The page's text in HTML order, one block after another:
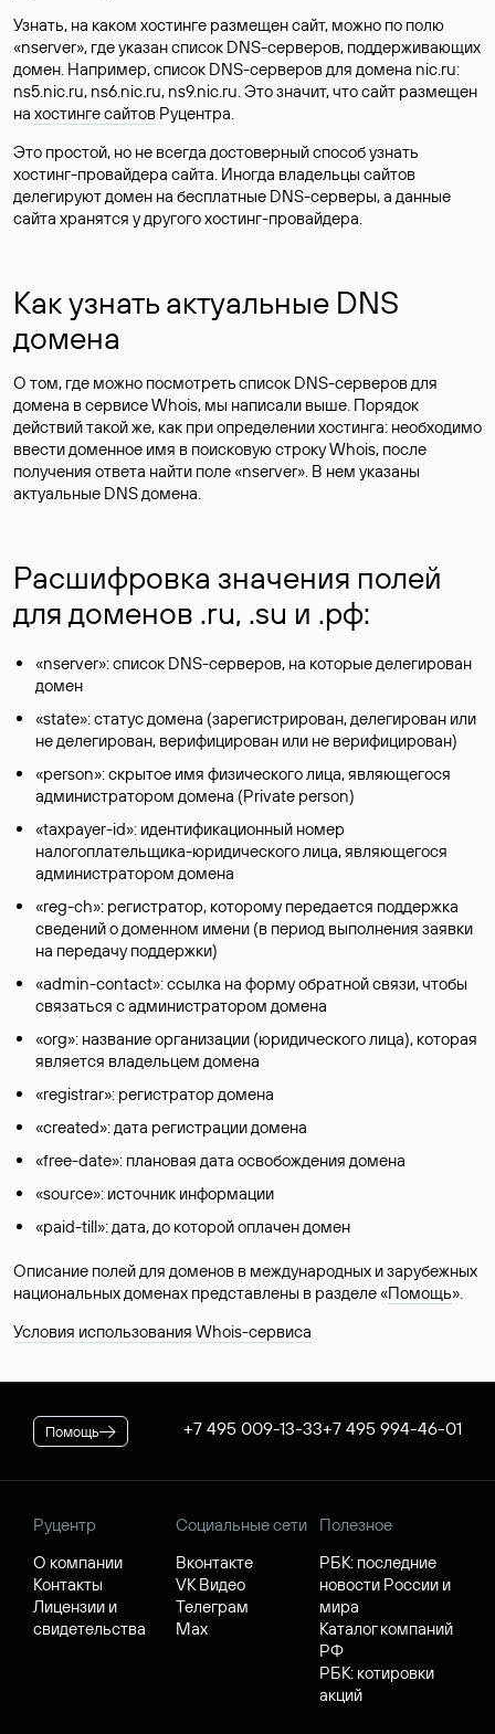
Узнать, на каком хостинге размещен сайт, можно по полю
«nserver», где указан список DNS-серверов, поддерживающих
домен. Например, список DNS-серверов для домена nic.ru:
ns5.nic.ru, ns6.nic.ru, ns9.nic.ru. Это значит, что сайт размещен
на хостинге сайтов Руцентра.
Это простой, но не всегда достоверный способ узнать
хостинг-провайдера сайта. Иногда владельцы сайтов
делегируют домен на бесплатные DNS-серверы, а данные
сайта хранятся у другого хостинг-провайдера.
Как узнать актуальные DNS
домена
О том, где можно посмотреть список DNS-серверов для
домена в сервисе Whois, мы написали выше. Порядок
действий такой же, как при определении хостинга: необходимо
ввести доменное имя в поисковую строку Whois, после
получения ответа найти поле «nserver». В нем указаны
актуальные DNS домена.
Расшифровка значения полей
для доменов .ru, .su и .рф:
«nserver»: список DNS-серверов, на которые делегирован
домен
«state»: статус домена (зарегистрирован, делегирован или
не делегирован, верифицирован или не верифицирован)
«person»: скрытое имя физического лица, являющегося
администратором домена (Privatе person)
«taxpayer-id»: идентификационный номер
налогоплательщика-юридического лица, являющегося
администратором домена
«reg-ch»: регистратор, которому передается поддержка
сведений о доменном имени (в период выполнения заявки
на передачу поддержки)
«admin-contact»: ссылка на форму обратной связи, чтобы
связаться с администратором домена
«org»: название организации (юридического лица), которая
является владельцем домена
«registrar»: регистратор домена
«created»: дата регистрации домена
«free-date»: плановая дата освобождения домена
«source»: источник информации
«paid-till»: дата, до которой оплачен домен
Описание полей для доменов в международных и зарубежных
национальных доменах представлены в разделе «Помощь».
Условия использования Whois-сервиса
Помощь +7 495 009-13-33+7 495 994-46-01
Руцентр
О компании
Контакты
Лицензии и
свидетельства
Социальные сети
Вконтакте
VK Видео
Телеграм
Max
Полезное
РБК: последние
новости России и
мира
Каталог компаний
РФ
РБК: котировки
акций